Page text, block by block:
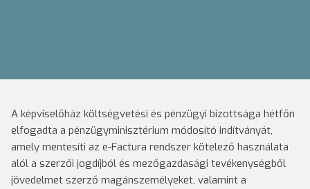
A képviselőház költségvetési és pénzügyi bizottsága hétfőn
elfogadta a pénzügyminisztérium módosító indítványát,
amely mentesíti az e-Factura rendszer kötelező használata
alól a szerzői jogdíjból és mezőgazdasági tevékenységből
jövedelmet szerző magánszemélyeket, valamint a